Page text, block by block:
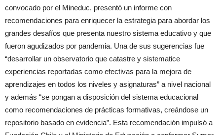
convocado por el Mineduc, presentó un informe con
recomendaciones para enriquecer la estrategia para abordar los
grandes desafíos que presenta nuestro sistema educativo y que
fueron agudizados por pandemia. Una de sus sugerencias fue
“desarrollar un observatorio que catastre y sistematice
experiencias reportadas como efectivas para la mejora de
aprendizajes en todos los niveles y asignaturas” a nivel nacional
y además “se pongan a disposición del sistema educacional
como recomendaciones de prácticas formativas, creándose un
repositorio basado en evidencia”. Esta recomendación impulsó a